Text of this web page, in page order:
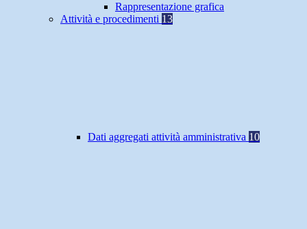
Rappresentazione grafica
Attività e procedimenti 13
Dati aggregati attività amministrativa 10